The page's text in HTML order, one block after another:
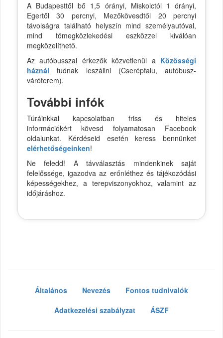
A Budapesttől bő 1,5 órányi, Miskolctól 1 órányi,
Egertől 30 percnyi, Mezőkövesdtől 20 percnyi
távolságra található helyszín mind személyautóval,
mind tömegközlekedési eszközzel kiválóan
megközelíthető.
Az autóbusszal érkezők közvetlenül a Közösségi
háznál tudnak leszállni (Cserépfalu, autóbusz-
váróterem).
További infók
Túráinkkal kapcsolatban friss és hiteles
információkért kövesd folyamatosan Facebook
oldalunkat. Kérdéseid esetén keress bennünket
elérhetőségeinken!
Ne feledd! A távválasztás mindenkinek saját
felelőssége, igazodva az erőnléthez és tájékozódási
képességekhez, a terepviszonyokhoz, valamint az
időjáráshoz.
Általános Nevezés
Fontos tudnivalók
Adatkezelési szabályzat
ÁSZF